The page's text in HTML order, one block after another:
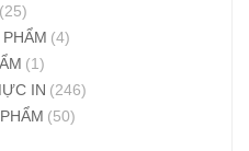
(25)
(4)
(1)
IN (246)
(50)